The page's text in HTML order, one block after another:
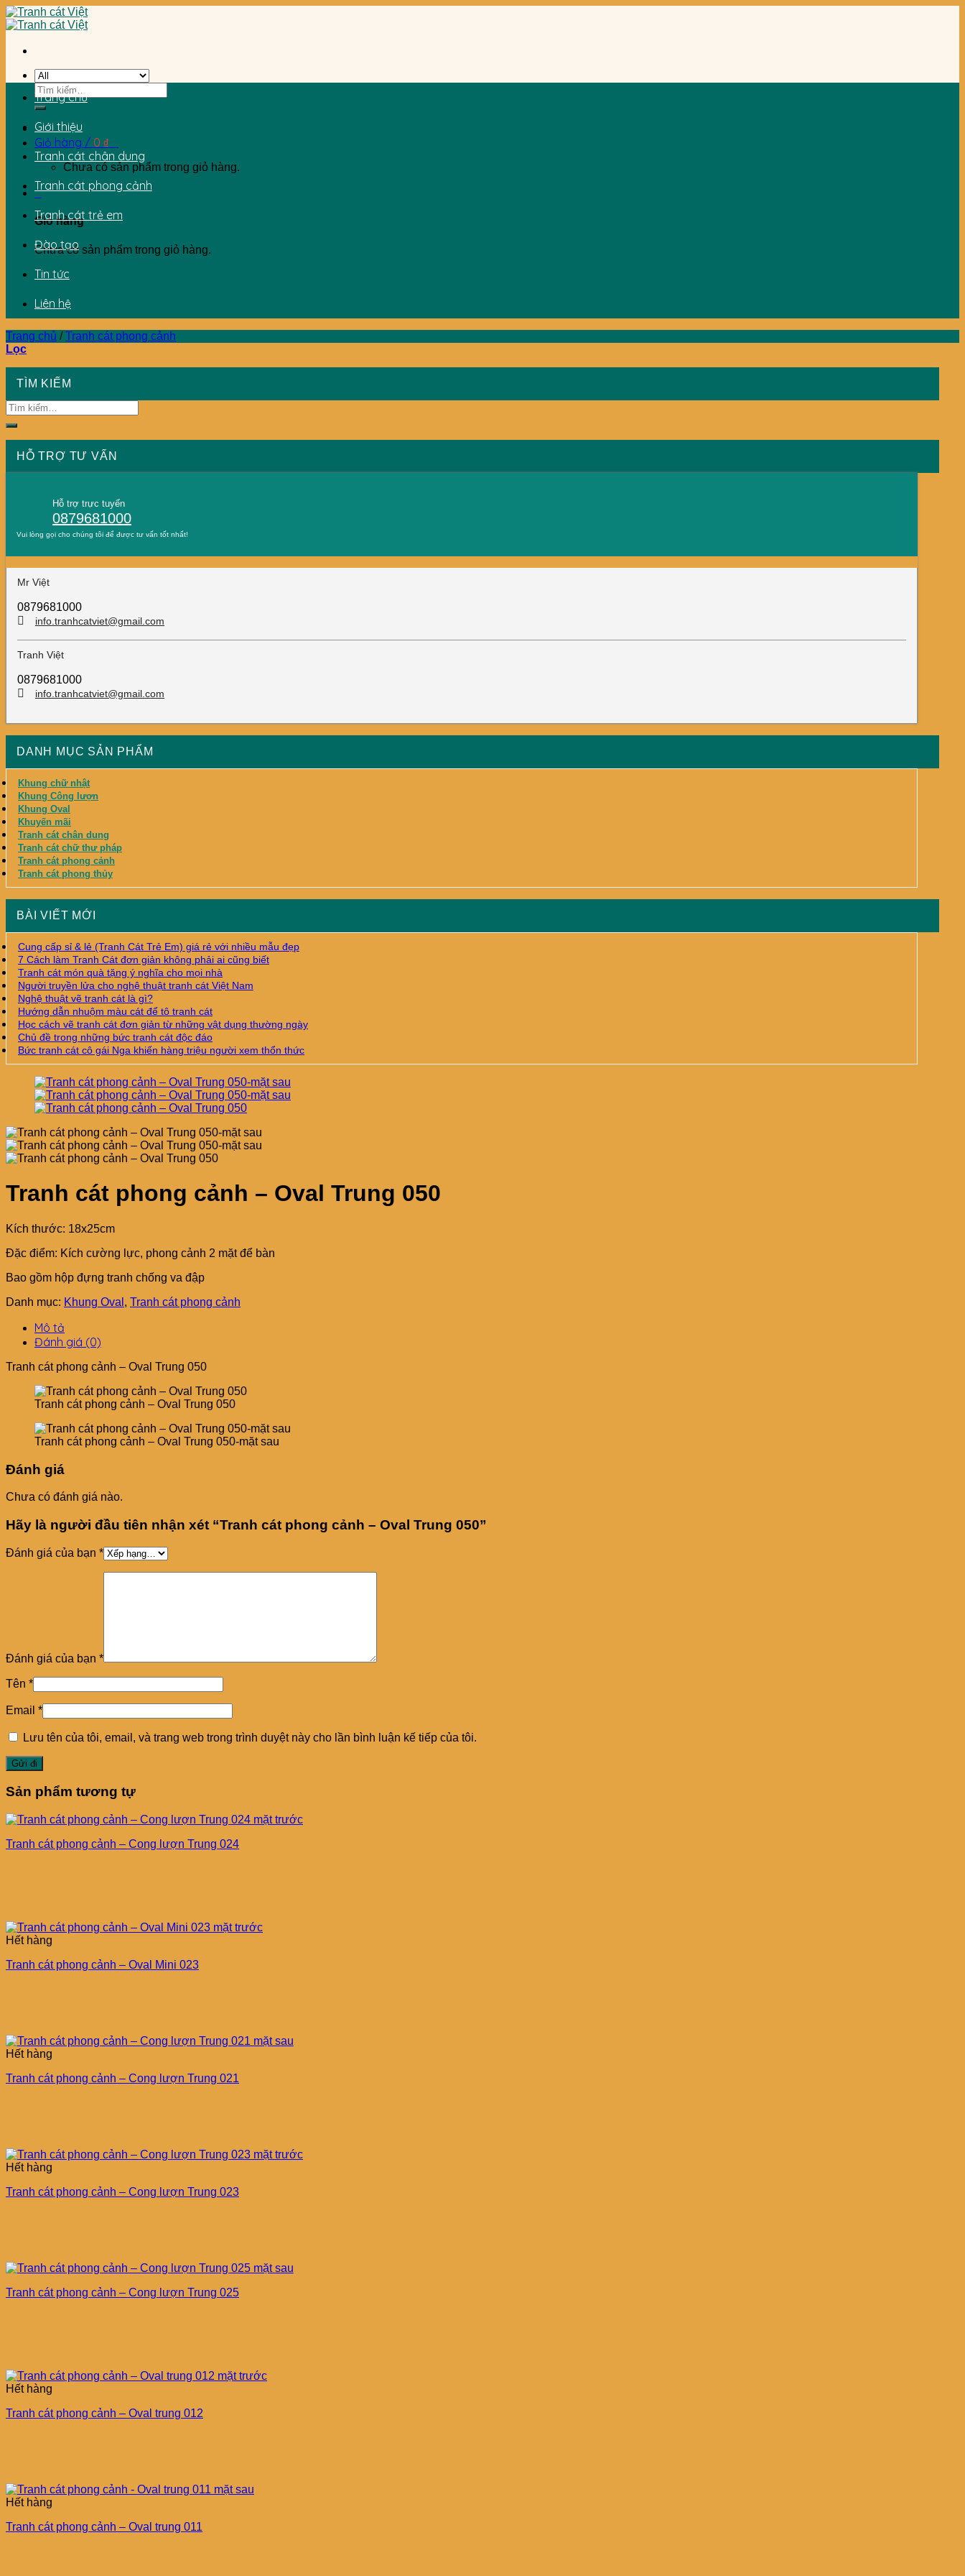
Skip
to
Tìm
kiếm:
Giỏ hàng / 0 ₫
Chưa có sản phẩm trong giỏ hàng.
0
Giỏ hàng
Chưa có sản phẩm trong giỏ hàng.
Trang chủ
Giới thiệu
Tranh cát chân dung
Tranh cát phong cảnh
Tranh cát trẻ em
Đào tạo
Tin tức
Liên hệ
Trang chủ / Tranh cát phong cảnh
Lọc
TÌM KIẾM
HỖ TRỢ TƯ VẤN
Hỗ trợ trực tuyến
0879681000
Vui lòng gọi cho chúng tôi để được tư vấn tốt nhất!
Mr Việt
0879681000
info.tranhcatviet@gmail.com
Tranh Việt
0879681000
info.tranhcatviet@gmail.com
DANH MỤC SẢN PHẨM
Khung chữ nhật
Khung Công lượn
Khung Oval
Khuyến mãi
Tranh cát chân dung
Tranh cát chữ thư pháp
Tranh cát phong cảnh
Tranh cát phong thủy
BÀI VIẾT MỚI
Cung cấp sỉ & lẻ (Tranh Cát Trẻ Em) giá rẻ với nhiều mẫu đẹp
7 Cách làm Tranh Cát đơn giản không phải ai cũng biết
Tranh cát món quà tặng ý nghĩa cho mọi nhà
Người truyền lửa cho nghệ thuật tranh cát Việt Nam
Nghệ thuật vẽ tranh cát là gì?
Hướng dẫn nhuộm màu cát để tô tranh cát
Học cách vẽ tranh cát đơn giản từ những vật dụng thường ngày
Chủ đề trong những bức tranh cát độc đáo
Bức tranh cát cô gái Nga khiến hàng triệu người xem thổn thức
Tranh cát phong cảnh – Oval Trung 050
Kích thước: 18x25cm
Đặc điểm: Kích cường lực, phong cảnh 2 mặt để bàn
Bao gồm hộp đựng tranh chống va đập
Danh mục: Khung Oval , Tranh cát phong cảnh
Mô tả
Đánh giá (0)
Tranh cát phong cảnh – Oval Trung 050
Tranh cát phong cảnh – Oval Trung 050
Tranh cát phong cảnh – Oval Trung 050-mặt sau
Đánh giá
Chưa có đánh giá nào.
Hãy là người đầu tiên nhận xét “Tranh cát phong cảnh – Oval Trung 050”
Đánh giá của bạn *
Đánh giá của bạn *
Tên *
Email *
Lưu tên của tôi, email, và trang web trong trình duyệt này cho lần bình luận kế tiếp của tôi.
Sản phẩm tương tự
Tranh cát phong cảnh – Cong lượn Trung 024
Hết hàng
Tranh cát phong cảnh – Oval Mini 023
Hết hàng
Tranh cát phong cảnh – Cong lượn Trung 021
Hết hàng
Tranh cát phong cảnh – Cong lượn Trung 023
Tranh cát phong cảnh – Cong lượn Trung 025
Hết hàng
Tranh cát phong cảnh – Oval trung 012
Hết hàng
Tranh cát phong cảnh – Oval trung 011